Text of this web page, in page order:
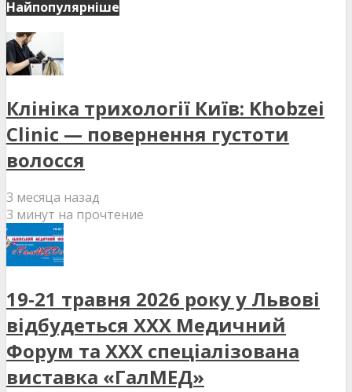
Найпопулярніше
Клініка трихології Київ: Khobzei
Clinic — повернення густоти
волосся
3 месяца назад
3 минут на прочтение
19-21 травня 2026 року у Львові
відбудеться XXX Медичний
Форум та XXX спеціалізована
виставка «ГалМЕД»